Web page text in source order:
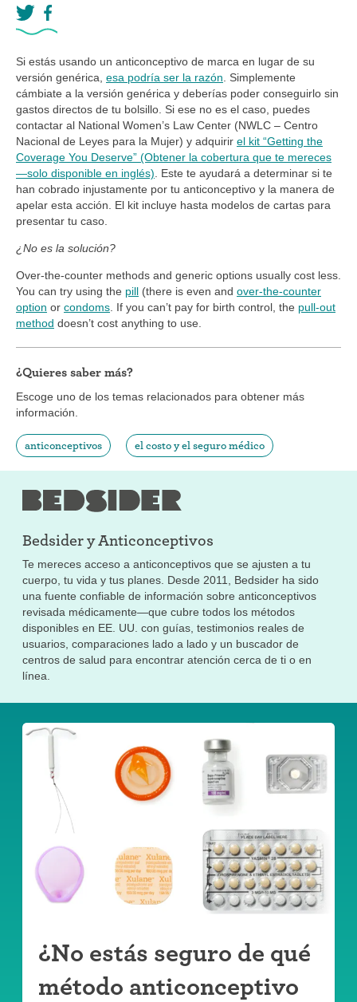
Si estás usando un anticonceptivo de marca en lugar de su
versión genérica, esa podría ser la razón . Simplemente
cámbiate a la versión genérica y deberías poder conseguirlo sin
gastos directos de tu bolsillo. Si ese no es el caso, puedes
contactar al National Women’s Law Center (NWLC – Centro
Nacional de Leyes para la Mujer) y adquirir el kit “Getting the
Coverage You Deserve” (Obtener la cobertura que te mereces
—solo disponible en inglés) . Este te ayudará a determinar si te
han cobrado injustamente por tu anticonceptivo y la manera de
apelar esta acción. El kit incluye hasta modelos de cartas para
presentar tu caso.
¿No es la solución?
Over-the-counter methods and generic options usually cost less.
You can try using the pill (there is even and over-the-counter
option or condoms . If you can’t pay for birth control, the pull-out
method doesn’t cost anything to use.
¿Quieres saber más?
Escoge uno de los temas relacionados para obtener más
información.
anticonceptivos el costo y el seguro médico
Bedsider yAnticonceptivos
Te mereces acceso a anticonceptivos que se ajusten a tu
cuerpo, tu vida y tus planes. Desde 2011, Bedsider ha sido
una fuente confiable de información sobre anticonceptivos
revisada médicamente—que cubre todos los métodos
disponibles en EE. UU. con guías, testimonios reales de
usuarios, comparaciones lado a lado y un buscador de
centros de salud para encontrar atención cerca de ti o en
línea.
¿No estás seguro de qué
método anticonceptivo